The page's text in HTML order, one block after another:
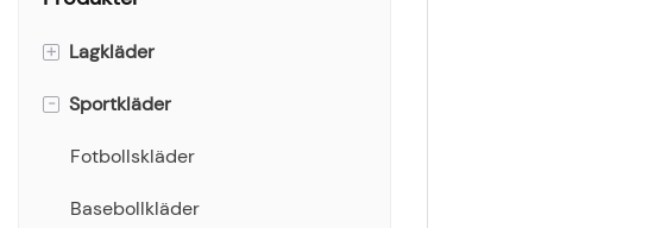
+ Lagkläder
Singlar
T-shirts
Polotröjor
- Sportkläder
Fotbollskläder
Basebollkläder